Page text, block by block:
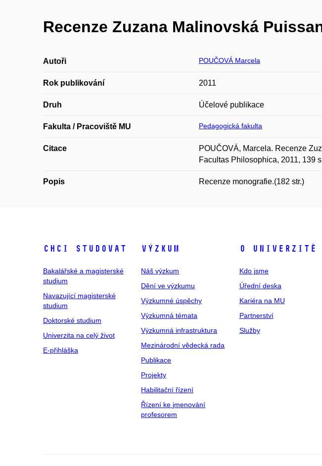
Recenze Zuzana Malinovská
Autoři POUČOVÁ Marcela
Rok publikování 2011
Druh Účelové publikace
Fakulta / Pracoviště MU Pedagogická fakulta
Citace
POUČOVÁ, Marcela. Recenze
Facultas Philosophica, 2011, 139
Popis Recenze monografie.(182 str.)
Chci studovat
Bakalářské a magisterské
studium
Navazující magisterské
studium
Doktorské studium
Univerzita na celý život
E-přihláška
Výzkum
Náš výzkum
Dění ve výzkumu
Výzkumné úspěchy
Výzkumná témata
Výzkumná infrastruktura
Mezinárodní vědecká rada
Publikace
Projekty
Habilitační řízení
Řízení ke jmenování
profesorem
O univerzitě
Kdo jsme
Úřední deska
Kariéra na MU
Partnerství
Služby